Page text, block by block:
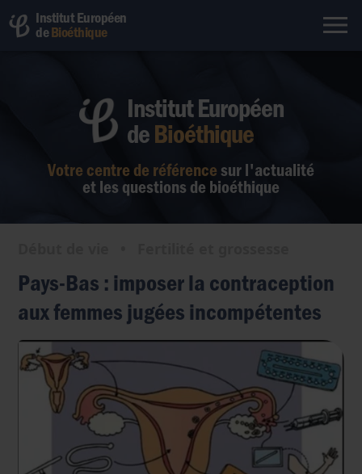
Institut Européen
deBioéthique
Votre centre de référence sur l'actualité
et les questions de bioéthique
Institut Européen
deBioéthique
Pays-Bas : imposer la contraception
aux femmes jugées incompétentes